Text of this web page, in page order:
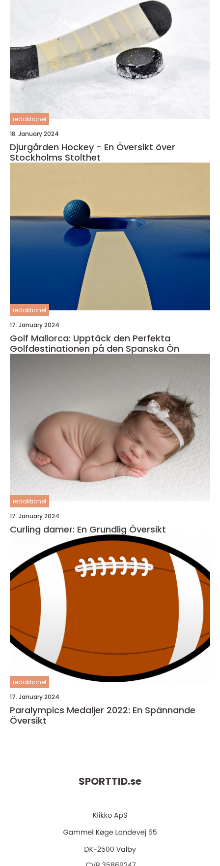
redaktionel
18. January 2024
Djurgården Hockey - En Översikt över
Stockholms Stolthet
redaktionel
17. January 2024
Golf Mallorca: Upptäck den Perfekta
Golfdestinationen på den Spanska Ön
redaktionel
17. January 2024
Curling damer: En Grundlig Översikt
redaktionel
17. January 2024
Paralympics Medaljer 2022: En Spännande
Översikt
SPORTTID.se